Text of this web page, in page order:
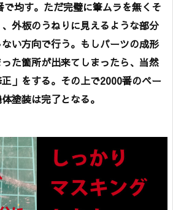
で均す。ただ完璧に筆ムラを無くそ
外板のうねりに見えるような部分
い方向で行う。もしパーツの成形
た箇所が出来てしまったら、当然
」をする。その上で2000番のペー
塗装は完了となる。